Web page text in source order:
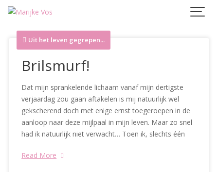
Skip
content
Uit het leven gegrepen...
Brilsmurf!
Dat mijn sprankelende lichaam vanaf mijn dertigste
verjaardag zou gaan aftakelen is mij natuurlijk wel
gekscherend doch met enige ernst toegeroepen in de
aanloop naar deze mijlpaal in mijn leven. Maar zo snel
had ik natuurlijk niet verwacht… Toen ik, slechts één
Read More